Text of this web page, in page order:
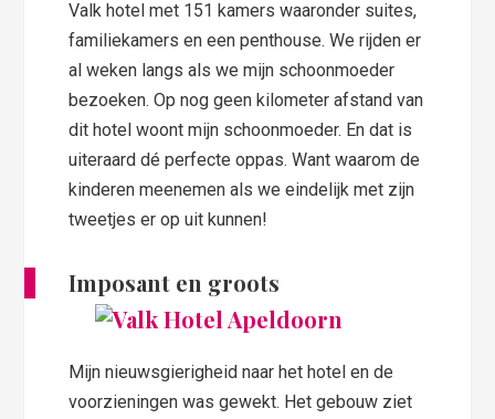
Valk hotel met 151 kamers waaronder suites,
familiekamers en een penthouse. We rijden er
al weken langs als we mijn schoonmoeder
bezoeken. Op nog geen kilometer afstand van
dit hotel woont mijn schoonmoeder. En dat is
uiteraard dé perfecte oppas. Want waarom de
kinderen meenemen als we eindelijk met zijn
tweetjes er op uit kunnen!
Imposant en groots
Mijn nieuwsgierigheid naar het hotel en de
voorzieningen was gewekt. Het gebouw ziet